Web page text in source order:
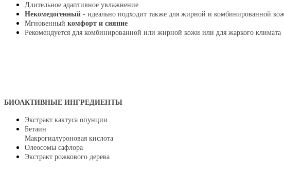
Длительное адаптивное увлажнение
Некомедогенный - идеально подходит также для жирной и комбинированной
Мгновенный комфорт и сияние
Рекомендуется для комбинированной или жирной кожи или для жаркого климата
БИОАКТИВНЫЕ ИНГРЕДИЕНТЫ
Экстракт кактуса опунции
Бетаин
Макрогиалуроновая кислота
Олеосомы сафлора
Экстракт рожкового дерева